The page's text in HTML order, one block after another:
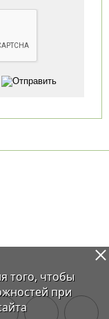
того, чтобы
при